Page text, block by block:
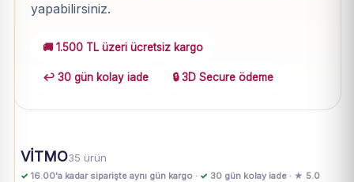
yapabilirsiniz.
🚚 1.500 TL üzeri ücretsiz kargo
↩️ 30 gün kolay iade 🔒 3D Secure ödeme
VİTMO35 ürün
✓ 16.00'a kadar siparişte aynı gün kargo · ✓ 30 gün kolay iade · ★ 5.0